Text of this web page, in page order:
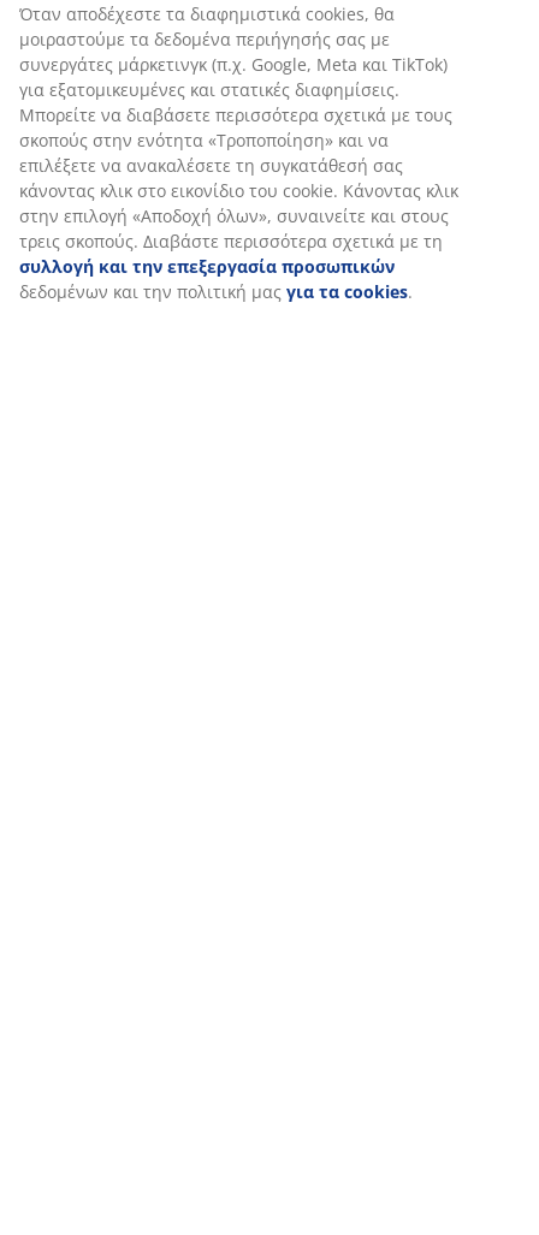
Όταν αποδέχεστε τα διαφημιστικά cookies, θα
μοιραστούμε τα δεδομένα περιήγησής σας με
συνεργάτες μάρκετινγκ (π.χ. Google, Meta και TikTok)
για εξατομικευμένες και στατικές διαφημίσεις.
Μπορείτε να διαβάσετε περισσότερα σχετικά με τους
σκοπούς στην ενότητα «Τροποποίηση» και να
επιλέξετε να ανακαλέσετε τη συγκατάθεσή σας
κάνοντας κλικ στο εικονίδιο του cookie. Κάνοντας κλικ
στην επιλογή «Αποδοχή όλων», συναινείτε και στους
τρεις σκοπούς. Διαβάστε περισσότερα σχετικά με τη
συλλογή και την επεξεργασία προσωπικών
δεδομένων και την πολιτική μας για τα cookies.